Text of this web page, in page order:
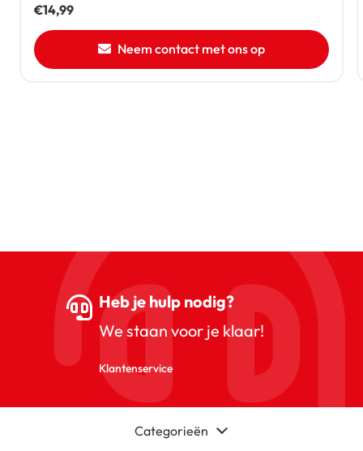
€14,99
Neem contact met ons op
Heb je hulp nodig?
We staan voor je klaar!
Klantenservice
Categorieën